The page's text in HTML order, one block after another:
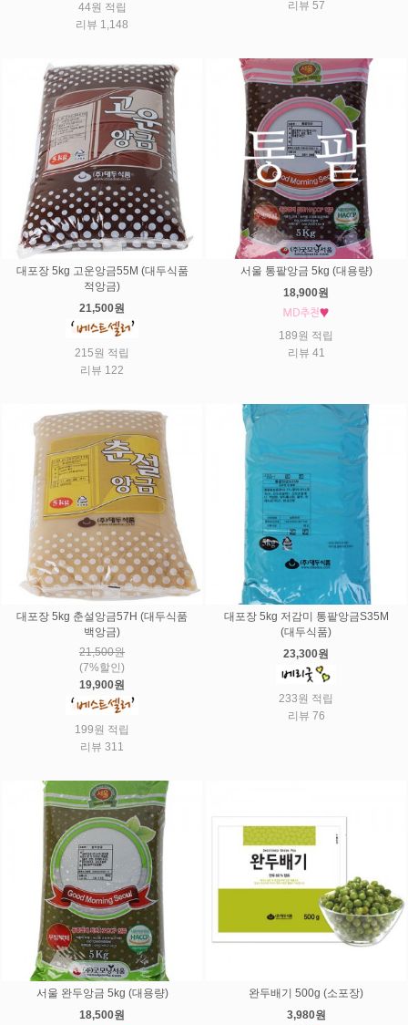
44원 적립
리뷰 1,148
리뷰 57
대포장 5kg 고운앙금55M (대두식품
적앙금)
21,500원
215원 적립
리뷰 122
서울 통팥앙금 5kg (대용량)
18,900원
189원 적립
리뷰 41
대포장 5kg 춘설앙금57H (대두식품
백앙금)
21,500원
(7%할인)
19,900원
199원 적립
리뷰 311
대포장 5kg 저감미 통팥앙금S35M
(대두식품)
23,300원
233원 적립
리뷰 76
서울 완두앙금 5kg (대용량)
18,500원
완두배기 500g (소포장)
3,980원